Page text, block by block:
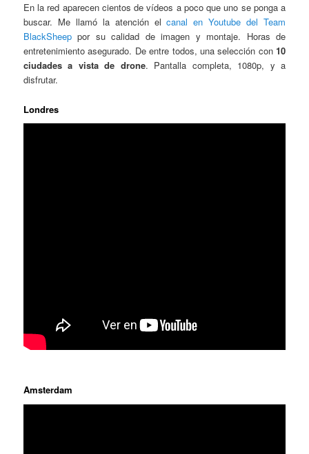
En la red aparecen cientos de vídeos a poco que uno se ponga a
buscar. Me llamó la atención elcanal en Youtube del Team
BlackSheep por su calidad de imagen y montaje. Horas de
entretenimiento asegurado. De entre todos, una selección con 10
ciudades a vista de drone. Pantalla completa, 1080p, y a
disfrutar.
Londres
Amsterdam